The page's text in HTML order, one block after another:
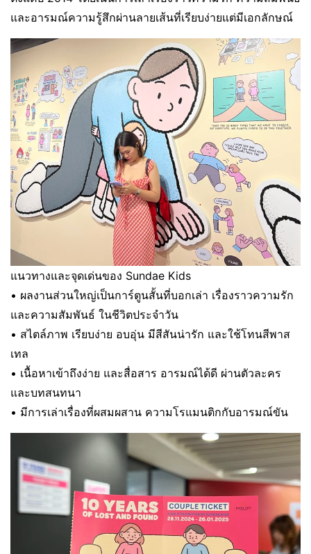
และอารมณ์ความรู้สึกผ่านลายเส้นที่เรียบง่ายแต่มีเอกลักษณ์
แนวทางและจุดเด่นของ Sundae Kids
• ผลงานส่วนใหญ่เป็นการ์ตูนสั้นที่บอกเล่า เรื่องราวความรัก
และความสัมพันธ์ ในชีวิตประจำวัน
• สไตล์ภาพ เรียบง่าย อบอุ่น มีสีสันน่ารัก และใช้โทนสีพาส
เทล
• เนื้อหาเข้าถึงง่าย และสื่อสาร อารมณ์ได้ดี ผ่านตัวละคร
และบทสนทนา
• มีการเล่าเรื่องที่ผสมผสาน ความโรแมนติกกับอารมณ์ขัน